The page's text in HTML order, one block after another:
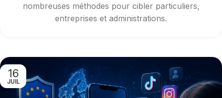
nombreuses méthodes pour cibler particuliers,
entreprises et administrations.
16
JUIL